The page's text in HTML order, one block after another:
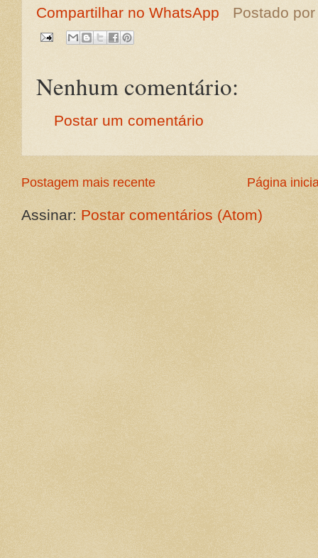
Compartilhar no WhatsApp Postado
Nenhum comentário:
Postar um comentário
Postagem mais recente Página
Assinar: Postar comentários (Atom)